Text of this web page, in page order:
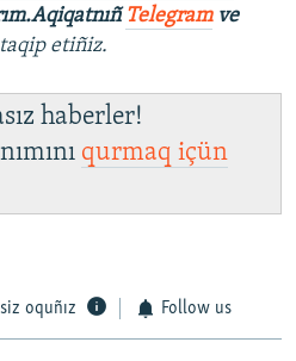
Telegramve
etiñiz.
haberler!
qurmaq içün
oquñız Follow us